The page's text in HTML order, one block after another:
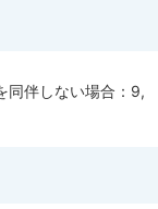
伴しない場合：9,